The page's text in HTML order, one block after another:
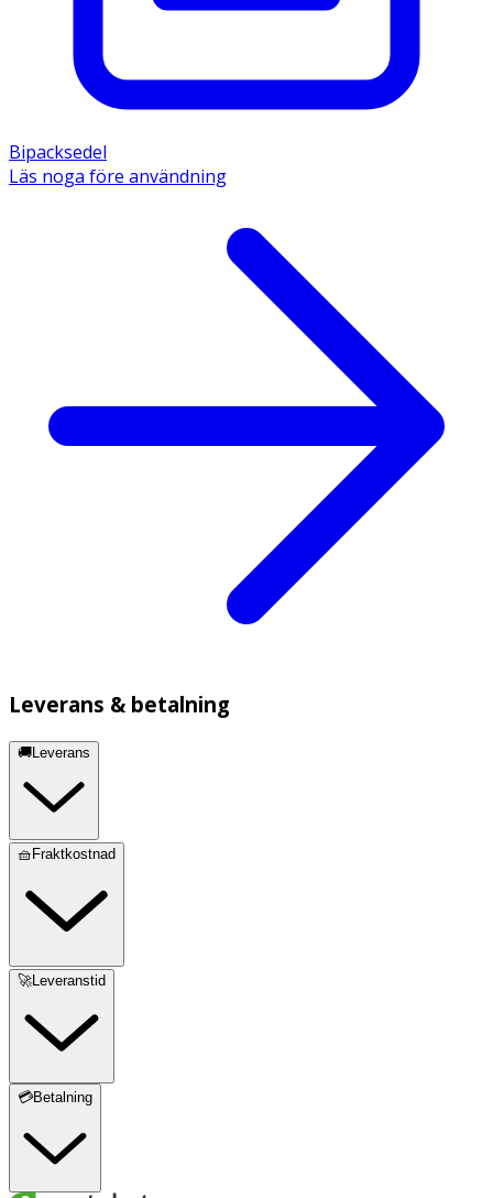
Bipacksedel
Läs noga före användning
Leverans & betalning
🚚Leverans
🧺Fraktkostnad
🚀Leveranstid
💳Betalning